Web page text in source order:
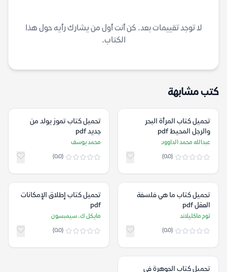
لا توجد تقييمات بعد. كن أنت أول من يشارك رأيه حول هذا
الكتاب.
كتب مشابهة
تحميل كتاب المرأة البحر
والرجل المحيط pdf
عبدالله محمد الداوود
(0.0)
تحميل كتاب تموز يولد من
جديد pdf
محمد يوسف
(0.0)
تحميل كتاب ما هي فلسفة
العقل pdf
توم ماكليلاند
(0.0)
تحميل كتاب إطلاق الإمكانات
pdf
مايكل ك. سيمبسون
(0.0)
تحميل كتاب الجوهرة في